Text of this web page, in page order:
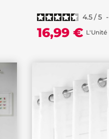
4.5/5 -
16,99 € L'Unité